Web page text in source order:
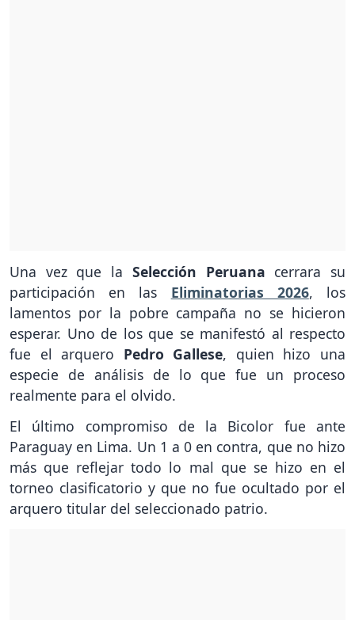
Una vez que la Selección Peruana cerrara su
participación en las Eliminatorias 2026, los
lamentos por la pobre campaña no se hicieron
esperar. Uno de los que se manifestó al respecto
fue el arquero Pedro Gallese, quien hizo una
especie de análisis de lo que fue un proceso
realmente para el olvido.
El último compromiso de la Bicolor fue ante
Paraguay en Lima. Un 1 a 0 en contra, que no hizo
más que reflejar todo lo mal que se hizo en el
torneo clasificatorio y que no fue ocultado por el
arquero titular del seleccionado patrio.